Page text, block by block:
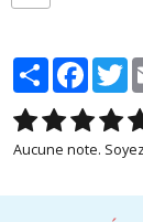
Partager
Aucune note.